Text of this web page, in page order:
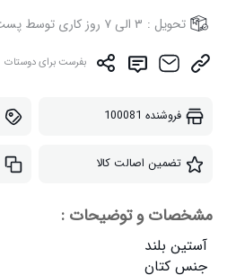
تحویل : ۳ الی ۷ روز کاری توسط پست و تیپاکس
بفرست برای دوستات
فروشنده 100081
تضمین اصالت کالا
مشخصات و توضیحات :